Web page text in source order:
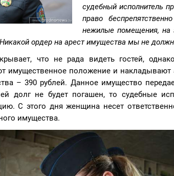
судебный исполнитель
право
нежилые помещения, на
ордер на арест имущества мы не
что не рада видеть гостей,
имущественное положение и накладывают
– 390 рублей. Данное имущество
долг не будет погашен, то судебные
С этого дня женщина несет
имущества.